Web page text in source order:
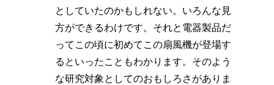
としていたのかもしれない。いろんな見
方ができるわけです。それと電器製品だ
ってこの頃に初めてこの扇風機が登場す
るといったこともわかります。そのよう
な研究対象としてのおもしろさがありま